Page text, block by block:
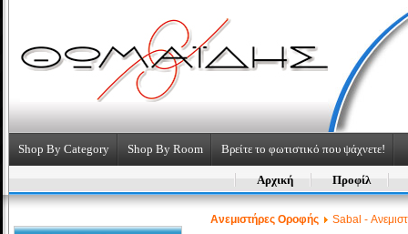
Shop By Category Shop By Room Βρείτε το φωτιστικό που ψάχνετε!
Αρχική Προφίλ
Aνεμιστήρες Οροφής Sabal -